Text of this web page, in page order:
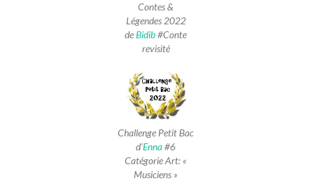
Contes &
Légendes 2022
deBidib#Conte
revisité
Challenge Petit Bac
d’Enna#6
Catégorie Art: «
Musiciens »